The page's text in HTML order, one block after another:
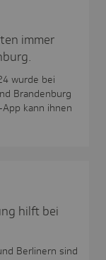
immer
wurde bei
Brandenburg
kann ihnen
hilft bei
Berlinern sind